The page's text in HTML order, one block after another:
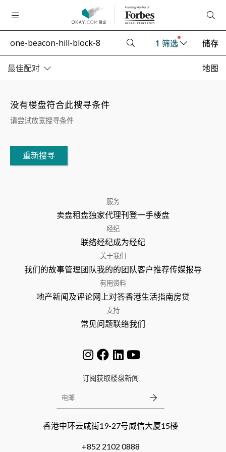
1 筛选 储存
最佳配对 地图
没有楼盘符合此搜寻条件
请尝试放宽搜寻条件
重新搜寻
服务
卖盘租盘独家代理刊登一手楼盘
经纪
联络经纪成为经纪
关于我们
我们的故事管理团队我的的团队客户推荐传媒报导
有用资料
地产新闻及评论网上对答香港生活指南房贷
支持
常见问题联络我们
订阅获取楼盘新闻
香港中环云咸街19-27号威信大厦15楼
+852 2102 0888